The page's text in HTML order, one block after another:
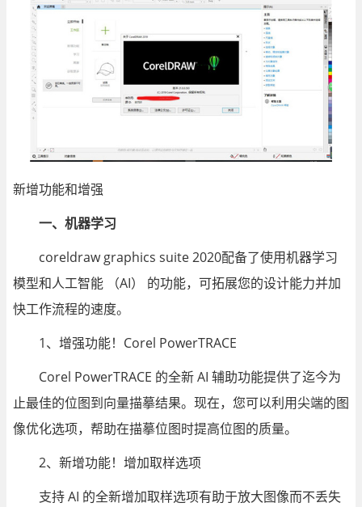
新增功能和增强
一、机器学习
coreldraw graphics suite 2020配备了使用机器学习
模型和人工智能 （AI） 的功能，可拓展您的设计能力并加
快工作流程的速度。
1、增强功能！Corel PowerTRACE
Corel PowerTRACE 的全新 AI 辅助功能提供了迄今为
止最佳的位图到向量描摹结果。现在，您可以利用尖端的图
像优化选项，帮助在描摹位图时提高位图的质量。
2、新增功能！增加取样选项
支持 AI 的全新增加取样选项有助于放大图像而不丢失